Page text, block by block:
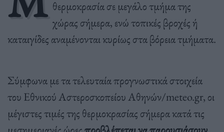
θερμοκρασία σε μεγάλο τμήμα της
χώρας σήμερα, ενώ τοπικές βροχές ή
καταιγίδες αναμένονται κυρίως στα βόρεια τμήματα.
Σύμφωνα με τα τελευταία προγνωστικά στοιχεία
του Εθνικού Αστεροσκοπείου Αθηνών/meteo.gr, οι
μέγιστες τιμές της θερμοκρασίας σήμερα κατά τις